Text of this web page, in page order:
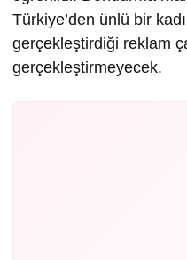
Türkiye’den ünlü bir
gerçekleştirdiği reklam
gerçekleştirmeyecek.